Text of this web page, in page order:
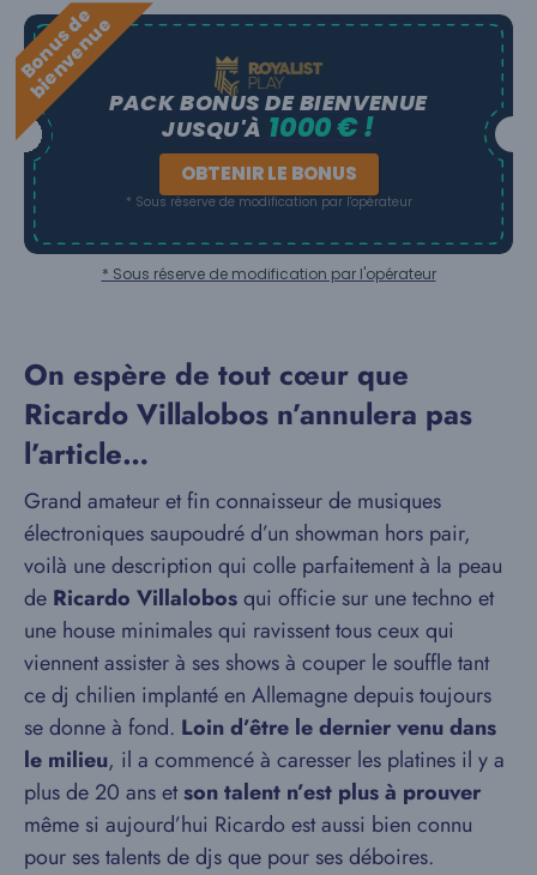
B
o
n
u
s
d
e
b
i
e
n
v
e
n
u
ePACK BONUS DE BIENVENUE
JUSQU'À 1000 € !
OBTENIR LE BONUS
* Sous réserve de modification par l'opérateur
* Sous réserve de modification par l'opérateur
On espère de tout cœur que
Ricardo Villalobos n’annulera pas
l’article…
Grand amateur et fin connaisseur de musiques
électroniques saupoudré d’un showman hors pair,
voilà une description qui colle parfaitement à la peau
de Ricardo Villalobosqui officie sur une techno et
une house minimales qui ravissent tous ceux qui
viennent assister à ses shows à couper le souffle tant
ce dj chilien implanté en Allemagne depuis toujours
se donne à fond. Loin d’être le dernier venu dans
le milieu, il a commencé à caresser les platines il y a
plus de 20 ans etson talent n’est plus à prouver
même si aujourd’hui Ricardo est aussi bien connu
pour ses talents de djs que pour ses déboires.